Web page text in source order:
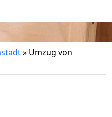
» Umzug von